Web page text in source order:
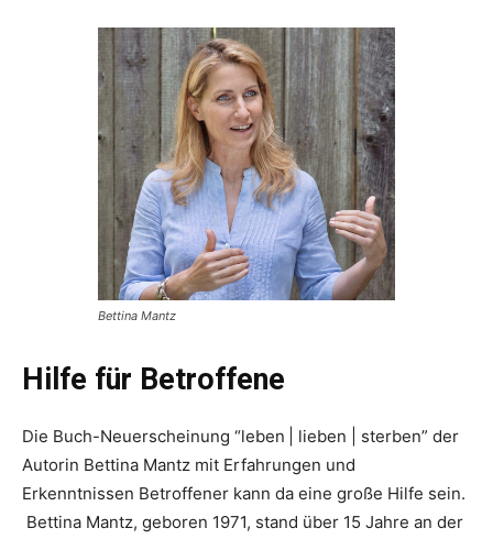
Bettina Mantz
Hilfe für Betroffene
Die Buch-Neuerscheinung “leben
| lieben | sterben” der
Autorin Bettina Mantz mit Erfahrungen und
Erkenntnissen Betroffener kann da eine große Hilfe sein.
Bettina Mantz, geboren 1971, stand über 15 Jahre an der